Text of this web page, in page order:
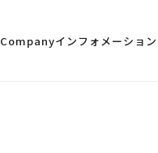
Companyインフォメーション